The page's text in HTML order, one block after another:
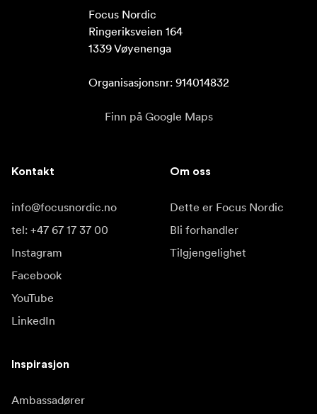
Focus Nordic
Ringeriksveien 164
1339 Vøyenenga
Organisasjonsnr: 914014832
Finn på Google Maps
Kontakt
info@focusnordic.no
tel: +47 67 17 37 00
Instagram
Facebook
YouTube
LinkedIn
Om oss
Dette er Focus Nordic
Bli forhandler
Tilgjengelighet
Inspirasjon
Ambassadører